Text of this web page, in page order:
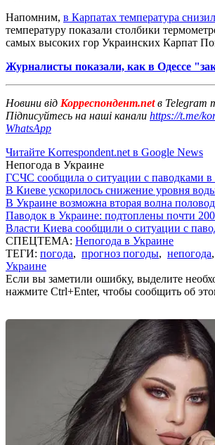
Напомним, в Карпатах температура
температуру показали столбики
самых высоких гор Украинских Карпат
Журналисты показали, как в Одессе
Новини від Корреспондент.netв Telegram
Підписуйтесь на наші канали https://t.me/
WhatsApp
Читайте Korrespondent.net в Google News
Непогода в Украине
ГСЧС сообщила о ситуации с паводками в
В Киеве ускорилось снижение уровня
В Украине возможна вторая волна
Паводок в Украине: подтоплены почти
Власти Киева сообщили о ситуации с
СПЕЦТЕМА: Непогода в Украине
ТЕГИ: погода, прогноз погоды, непогода,
Украине
Если вы заметили ошибку, выделите
нажмите Ctrl+Enter, чтобы сообщить об